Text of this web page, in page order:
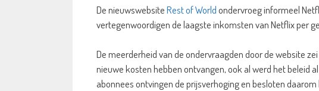
De nieuwswebsiteRest of Worldondervroeg informeel
vertegenwoordigen de laagste inkomsten van Netflix per
De meerderheid van de ondervraagden door de website
nieuwe kosten hebben ontvangen, ook al werd het beleid
abonnees ontvingen de prijsverhoging en besloten